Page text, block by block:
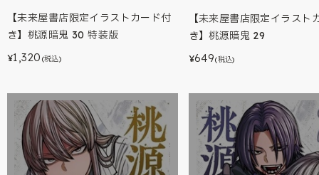
【未来屋書店限定イラストカード付
き】桃源暗鬼 30 特装版
¥1,320 (税込)
【未来屋書店限定イラスト
き】桃源暗鬼 29
¥649(税込)